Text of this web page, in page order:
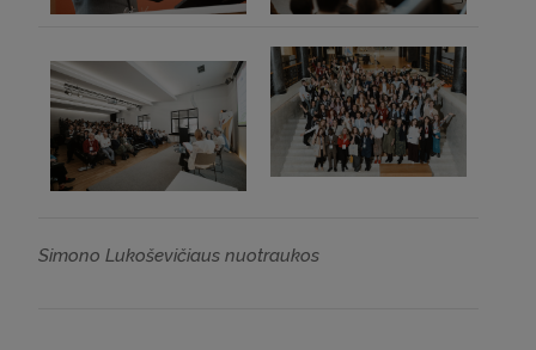
Simono Lukoševičiaus nuotraukos